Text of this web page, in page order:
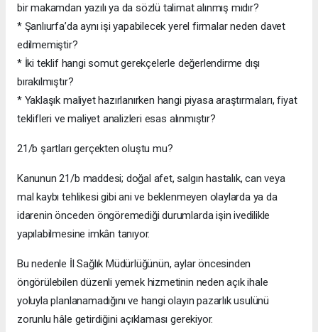
bir makamdan yazılı ya da sözlü talimat alınmış mıdır?
* Şanlıurfa’da aynı işi yapabilecek yerel firmalar neden davet
edilmemiştir?
* İki teklif hangi somut gerekçelerle değerlendirme dışı
bırakılmıştır?
* Yaklaşık maliyet hazırlanırken hangi piyasa araştırmaları, fiyat
teklifleri ve maliyet analizleri esas alınmıştır?
21/b şartları gerçekten oluştu mu?
Kanunun 21/b maddesi; doğal afet, salgın hastalık, can veya
mal kaybı tehlikesi gibi ani ve beklenmeyen olaylarda ya da
idarenin önceden öngöremediği durumlarda işin ivedilikle
yapılabilmesine imkân tanıyor.
Bu nedenle İl Sağlık Müdürlüğünün, aylar öncesinden
öngörülebilen düzenli yemek hizmetinin neden açık ihale
yoluyla planlanamadığını ve hangi olayın pazarlık usulünü
zorunlu hâle getirdiğini açıklaması gerekiyor.